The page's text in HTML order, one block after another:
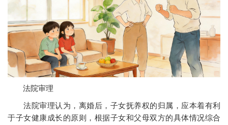
法院审理
法院审理认为，离婚后，子女抚养权的归属，应本着有利
于子女健康成长的原则，根据子女和父母双方的具体情况综合